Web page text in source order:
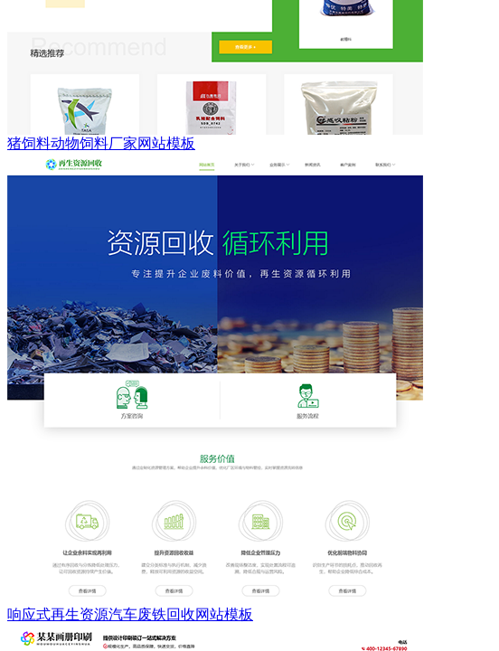
猪饲料动物饲料厂家网站模板
响应式再生资源汽车废铁回收网站模板